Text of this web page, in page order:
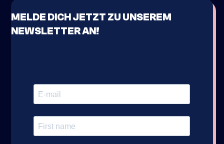
MELDE DICH JETZT ZU UNSEREM
NEWSLETTER AN!